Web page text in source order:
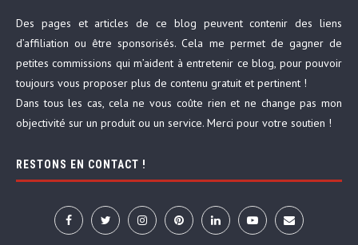
Des pages et articles de ce blog peuvent contenir des liens
d’affiliation ou être sponsorisés. Cela me permet de gagner de
petites commissions qui m’aident à entretenir ce blog, pour pouvoir
toujours vous proposer plus de contenu gratuit et pertinent !
Dans tous les cas, cela ne vous coûte rien et ne change pas mon
objectivité sur un produit ou un service. Merci pour votre soutien !
RESTONS EN CONTACT !